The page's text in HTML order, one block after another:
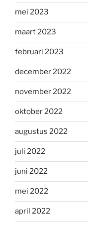
mei 2023
maart 2023
februari 2023
december 2022
november 2022
oktober 2022
augustus 2022
juli 2022
juni 2022
mei 2022
april 2022